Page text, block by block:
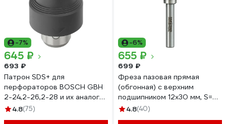
-7%
645 ₽
693 ₽
Патрон SDS+ для
перфораторов BOSCH GBH
2-24,2-26,2-28 и их аналогов
Diamond Industrial DIDZC226
4.8(75)
-6%
655 ₽
699 ₽
Фреза пазовая прямая
(обгонная) с верхним
подшипником 12x30 мм, S=8
мм, Z=2 Diamond Industrial
4.8(40)